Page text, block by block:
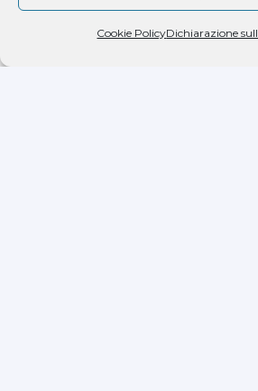
Cookie PolicyDichiarazione
Dichiaro di aver letto